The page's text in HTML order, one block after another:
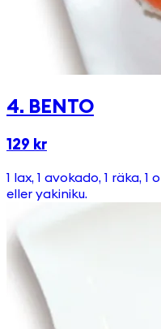
4. BENTO
129 kr
1 lax, 1 avokado, 1 räka,
eller yakiniku.